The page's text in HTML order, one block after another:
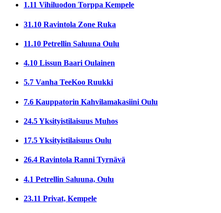
1.11 Vihiluodon Torppa Kempele
31.10 Ravintola Zone Ruka
11.10 Petrellin Saluuna Oulu
4.10 Lissun Baari Oulainen
5.7 Vanha TeeKoo Ruukki
7.6 Kauppatorin Kahvilamakasiini Oulu
24.5 Yksityistilaisuus Muhos
17.5 Yksityistilaisuus Oulu
26.4 Ravintola Ranni Tyrnävä
4.1 Petrellin Saluuna, Oulu
23.11 Privat, Kempele